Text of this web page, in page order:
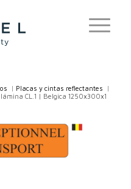
Placas y cintas reflectantes
CL.1 | Belgica 1250x300x1